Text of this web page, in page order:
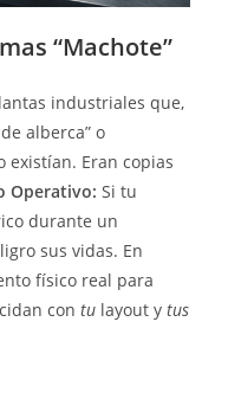
“Machote”
industriales que,
alberca” o
existían. Eran copias
Operativo: Si tu
durante un
sus vidas. En
físico real para
contu layout ytus